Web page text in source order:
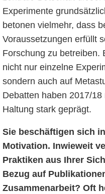
Experimente
betonen vielmehr, dass
Voraussetzungen erfüllt
Forschung zu betreiben.
nicht nur einzelne
sondern auch auf
Debatten haben 2017/
Haltung stark geprägt.
Sie beschäftigen sich
Motivation. Inwieweit
Praktiken aus Ihrer
Bezug auf
Zusammenarbeit? Oft